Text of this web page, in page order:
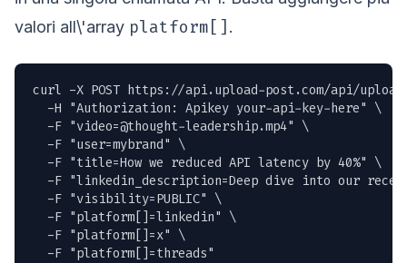
valori all\'array platform[] .
curl -X POST https://api.upload-post.com/api/
  -H "Authorization: Apikey your-api-key-here" \
  -F "
video=@thought-leadership.mp4" \
  -F "user=mybrand" \
  -F "title=How we reduced API latency by 40%" \
-F "linkedin_description=Deep dive into our
  -F "visibility=PUBLIC" \
  -F "platform[]=linkedin" \
  -F "platform[]=x" \
  -F "platform[]=threads"